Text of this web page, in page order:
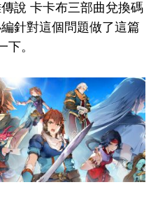
說 卡卡布三部曲兌換碼
針對這個問題做了這篇
。